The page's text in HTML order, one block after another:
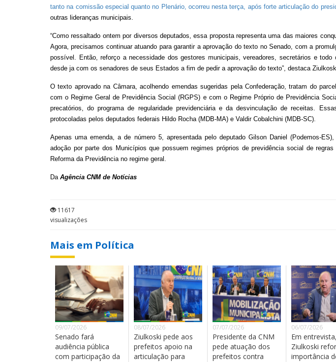
tanto na comissão especial quanto no Plenário, ocorreu nesta terça, após forte articulação do
outras lideranças municipais.
“Como ressaltado ontem por diversos deputados, essa proposta representa uma das maiores
Agora, precisamos continuar atuando para garantir a aprovação do texto no Senado, com a
possível. Então, reforço a necessidade dos gestores municipais, vereadores, secretários e
desde ja com os senadores de seus Estados a fim de pedir a aprovação do texto”, destaca
O texto aprovado na Câmara, acolhendo emendas sugeridas pela Confederação, tratam do
com o Regime Geral de Previdência Social (RGPS) e com o Regime Próprio de Previdência
precatórios, do programa de regularidade previdenciária e da desvinculação de receitas.
protocoladas pelos deputados federais Hildo Rocha (MDB-MA) e Valdir Cobalchini (MDB-SC).
Apenas uma emenda, a de número 5, apresentada pelo deputado Gilson Daniel (Podemos-
adoção por parte dos Municípios que possuem regimes próprios de previdência social de
Reforma da Previdência no regime geral.
Da Agência CNM de Notícias
11617
visualizações
Mais em Política
09/07/2026
Senado fará
audiência pública
com participação da
08/07/2026
Ziulkoski pede aos
prefeitos apoio na
articulação para
07/07/2026
Presidente da CNM
pede atuação dos
prefeitos contra
06/07/2026
Em entrevista,
Ziulkoski
importância